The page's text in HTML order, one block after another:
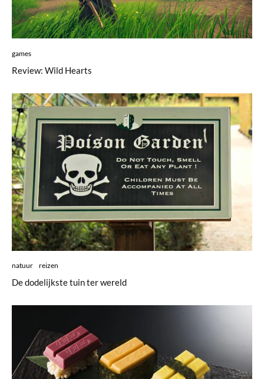
games
Review: Wild Hearts
natuur reizen
De dodelijkste tuin ter wereld